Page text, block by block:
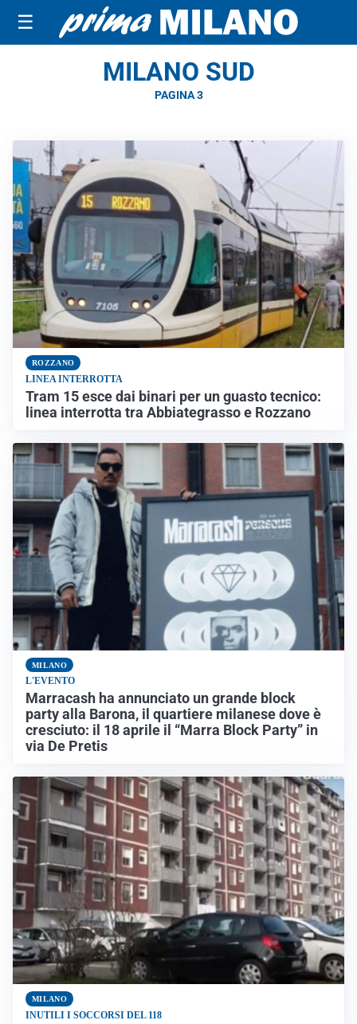
☰
MILANO SUD
PAGINA 3
ROZZANO
LINEA INTERROTTA
Tram 15 esce dai binari per un guasto tecnico:
linea interrotta tra Abbiategrasso e Rozzano
MILANO
L'EVENTO
Marracash ha annunciato un grande block
party alla Barona, il quartiere milanese dove è
cresciuto: il 18 aprile il “Marra Block Party” in
via De Pretis
MILANO
INUTILI I SOCCORSI DEL 118